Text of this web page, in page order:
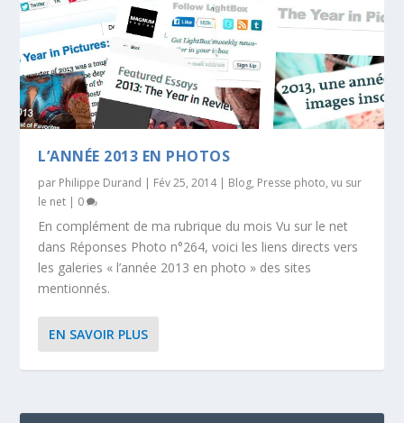
L’ANNÉE 2013 EN PHOTOS
par Philippe Durand Fév 25, 2014| Blog, Presse photo,vu sur
le net
0
En complément de ma rubrique du mois Vu sur le net
dans Réponses Photo n°264, voici les liens directs vers
les galeries « l’année 2013 en photo » des sites
mentionnés.
EN SAVOIR PLUS